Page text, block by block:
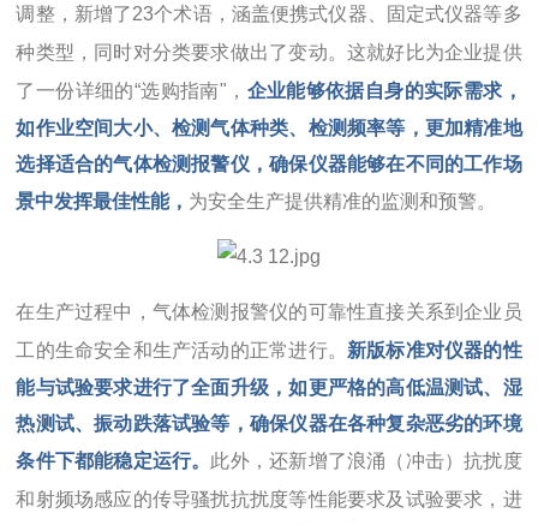
调整，新增了23个术语，涵盖便携式仪器、固定式仪器等多
种类型，同时对分类要求做出了变动。这就好比为企业提供
了一份详细的“选购指南"， 企业能够依据自身的实际需求，
如作业空间大小、检测气体种类、检测频率等，更加精准地
选择适合的气体检测报警仪，确保仪器能够在不同的工作场
景中发挥最佳性能， 为安全生产提供精准的监测和预警。
在生产过程中，气体检测报警仪的可靠性直接关系到企业员
工的生命安全和生产活动的正常进行。 新版标准对仪器的性
能与试验要求进行了全面升级，如更严格的高低温测试、湿
热测试、振动跌落试验等，确保仪器在各种复杂恶劣的环境
条件下都能稳定运行。 此外，还新增了浪涌（冲击）抗扰度
和射频场感应的传导骚扰抗扰度等性能要求及试验要求，进